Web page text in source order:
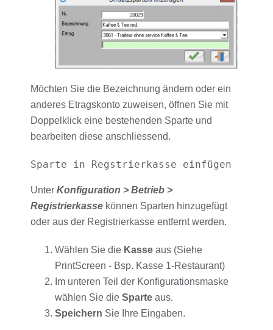
Möchten Sie die Bezeichnung ändern oder ein
anderes Etragskonto zuweisen, öffnen Sie mit
Doppelklick eine bestehenden Sparte und
bearbeiten diese anschliessend.
Sparte in Regstrierkasse einfügen
Unter Konfiguration > Betrieb >
Registrierkasse können Sparten hinzugefügt
oder aus der Registrierkasse entfernt werden.
Wählen Sie die Kasse aus (Siehe
PrintScreen - Bsp. Kasse 1-Restaurant)
Im unteren Teil der Konfigurationsmaske
wählen Sie die Sparte aus.
Speichern Sie Ihre Eingaben.